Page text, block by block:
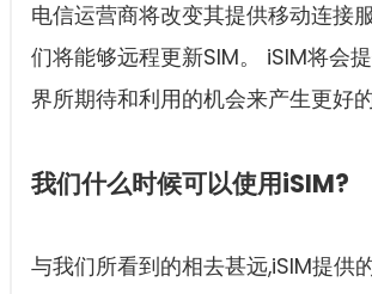
电信运营商将改变其提供移动连接
们将能够远程更新SIM。 iSIM将会
界所期待和利用的机会来产生更好的
我们什么时候可以使用iSIM?
与我们所看到的相去甚远,iSIM提供